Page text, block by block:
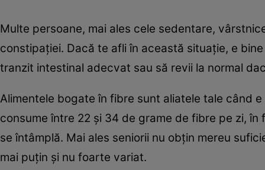
Multe persoane, mai ales cele sedentare,
constipației. Dacă te afli în această situație, e
tranzit intestinal adecvat sau să revii la normal
Alimentele bogate în fibre sunt aliatele tale când
consume între 22 și 34 de grame de fibre pe zi,
se întâmplă. Mai ales seniorii nu obțin mereu
mai puțin și nu foarte variat.